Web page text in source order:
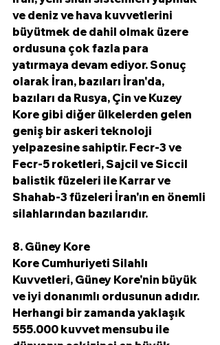
ve deniz ve hava kuvvetlerini
büyütmek de dahil olmak üzere
ordusuna çok fazla para
yatırmaya devam ediyor. Sonuç
olarak İran, bazıları İran'da,
bazıları da Rusya, Çin ve Kuzey
Kore gibi diğer ülkelerden gelen
geniş bir askeri teknoloji
yelpazesine sahiptir. Fecr-3 ve
Fecr-5 roketleri, Sajcil ve Siccil
balistik füzeleri ile Karrar ve
Shahab-3 füzeleri İran'ın en önemli
silahlarından bazılarıdır.
8. Güney Kore
Kore Cumhuriyeti Silahlı
Kuvvetleri, Güney Kore'nin büyük
ve iyi donanımlı ordusunun adıdır.
Herhangi bir zamanda yaklaşık
555.000 kuvvet mensubu ile